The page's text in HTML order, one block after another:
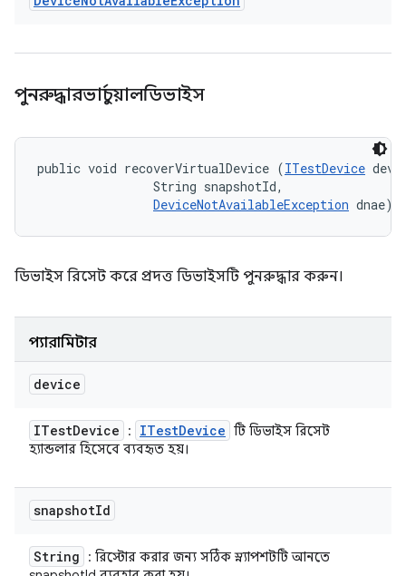
পুনরুদ্ধারভার্চুয়ালডিভাইস
public void recoverVirtualDevice (ITestDevice
                String snapshotId,
DeviceNotAvailableException dnae)
ডিভাইস রিসেট করে প্রদত্ত ডিভাইসটি পুনরুদ্ধার করুন।
প্যারামিটার
device
ITestDevice : ITestDevice টি ডিভাইস রিসেট
হ্যান্ডলার হিসেবে ব্যবহৃত হয়।
snapshotId
String
: রিস্টোর করার জন্য সঠিক স্ন্যাপশটটি আনতে